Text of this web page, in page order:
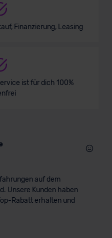
Finanzierung, Leasing
ist für dich 100%
auf dem
Unsere Kunden haben
Rabatt erhalten und